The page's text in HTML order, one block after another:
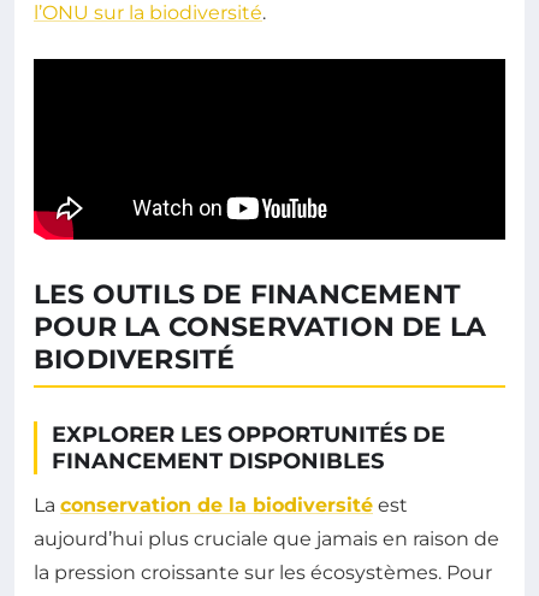
l’ONU sur la biodiversité.
LES OUTILS DE FINANCEMENT
POUR LA CONSERVATION DE LA
BIODIVERSITÉ
EXPLORER LES OPPORTUNITÉS DE
FINANCEMENT DISPONIBLES
La conservation de la biodiversité est
aujourd’hui plus cruciale que jamais en raison de
la pression croissante sur les écosystèmes. Pour